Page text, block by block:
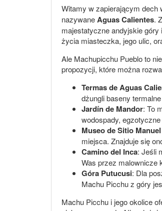
Witamy w zapierającym dech
nazywaneAguas Calientes.
majestatyczne andyjskie
życia miasteczka, jego ulic,
Ale Machupicchu Pueblo to
propozycji, które można
Termas de Aguas
dżungli baseny
Jardín de Mandor: To
wodospady,
Museo de Sitio
miejsca. Znajduje się
Camino del Inca: Jeśli
Was przez malownicze
Góra Putucusi: Dla
Machu Picchu z góry
Machu Picchu i jego okolice